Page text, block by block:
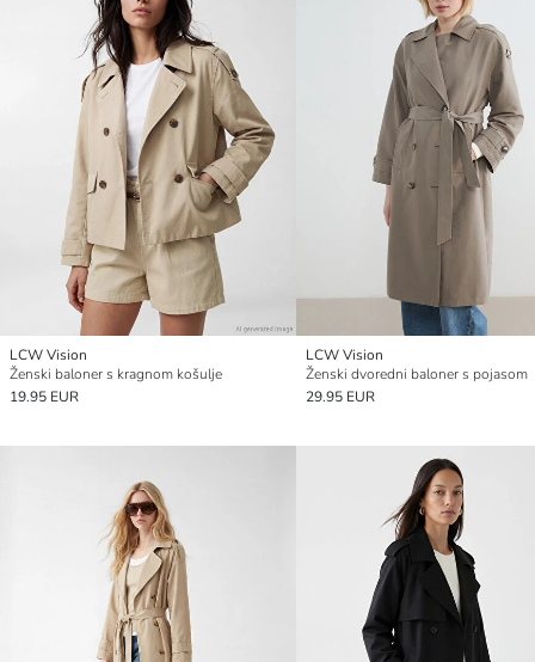
LCW Vision
Ženski baloner s kragnom košulje
19.95 EUR
LCW Vision
Ženski dvoredni baloner s pojasom
29.95 EUR